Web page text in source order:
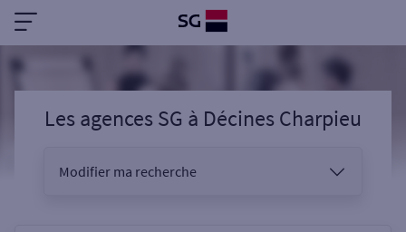
Les agences SG à Décines Charpieu
Modifier ma recherche